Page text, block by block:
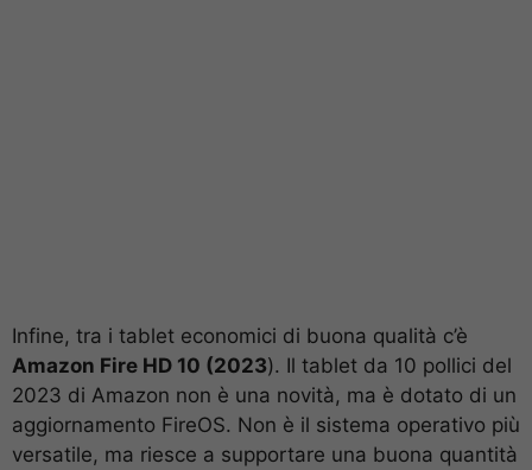
Infine, tra i tablet economici di buona qualità c’è
Amazon Fire HD 10 (2023). Il tablet da 10 pollici del
2023 di Amazon non è una novità, ma è dotato di un
aggiornamento FireOS. Non è il sistema operativo più
versatile, ma riesce a supportare una buona quantità